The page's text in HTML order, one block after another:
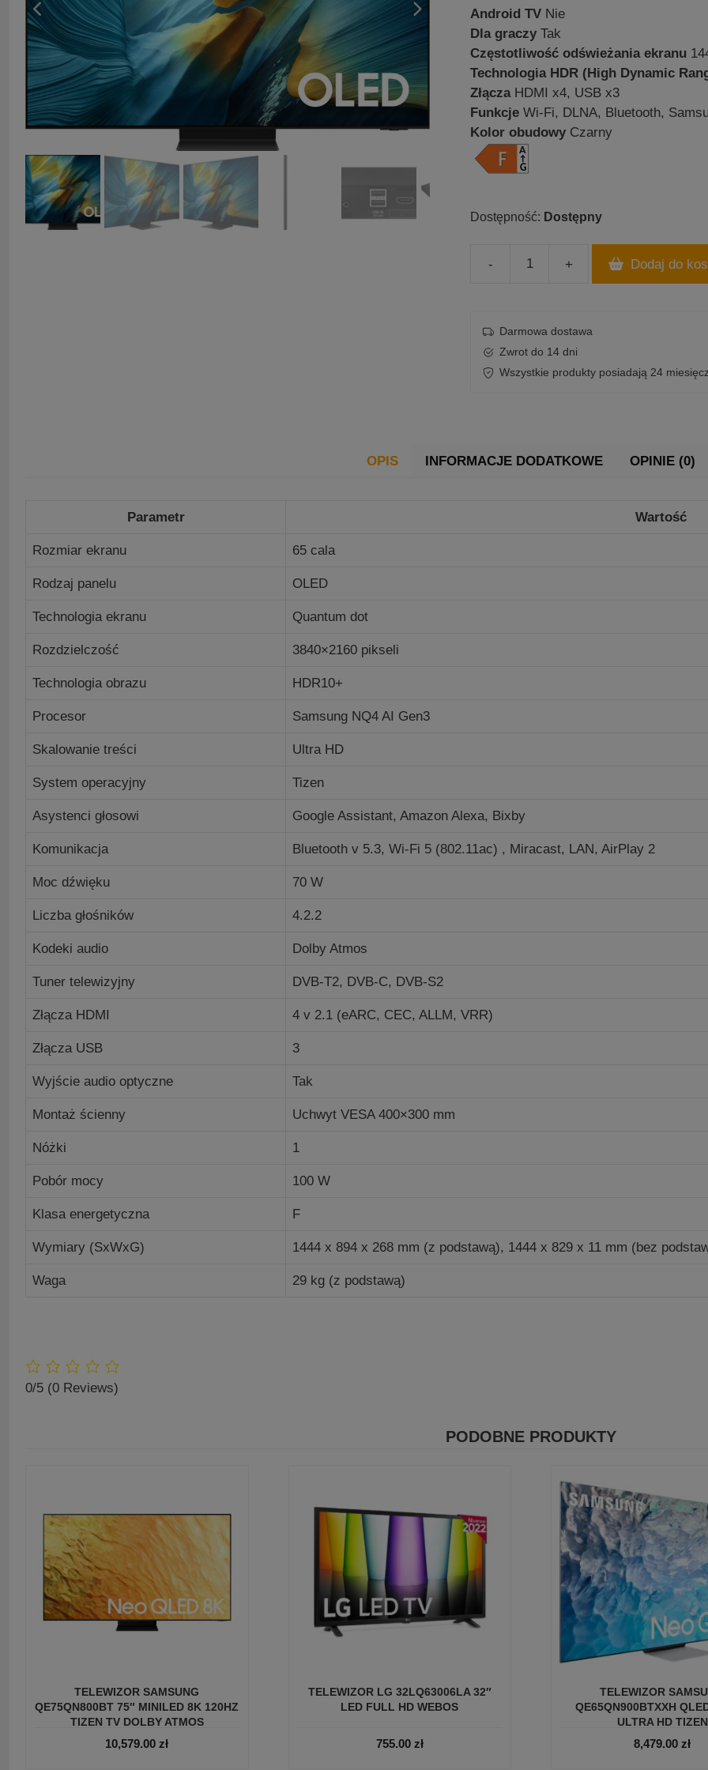
Android TV Nie
Dla graczy Tak
Częstotliwość odświeżania ekranu
Technologia HDR (High Dynamic
ZłączaHDMI x4, USB x3
Funkcje Wi-Fi, DLNA, Bluetooth,
Kolor obudowy Czarny
Dostępny
-
QE65S95FATXXH
65
Cali
Dolby
+ Dodaj do
Darmowa dostawa
Zwrot do 14 dni
Wszystkie produkty posiadają 24
OPIS INFORMACJE DODATKOWE OPINIE (0)
Parametr Wartość
Rozmiar ekranu 65 cala
Rodzaj panelu OLED
Technologia ekranu Quantum dot
Rozdzielczość 3840×2160 pikseli
Technologia obrazu HDR10+
Procesor Samsung NQ4 AI Gen3
Skalowanie treści Ultra HD
System operacyjny Tizen
Asystenci głosowi Google Assistant, Amazon Alexa, Bixby
Komunikacja Bluetooth v 5.3, Wi-Fi 5 (802.11ac) , Miracast, LAN, AirPlay 2
Moc dźwięku 70 W
Liczba głośników 4.2.2
Kodeki audio Dolby Atmos
Tuner telewizyjny DVB-T2, DVB-C, DVB-S2
Złącza HDMI 4 v 2.1 (eARC, CEC, ALLM, VRR)
Złącza USB 3
Wyjście audio optyczne Tak
Montaż ścienny Uchwyt VESA 400×300 mm
Nóżki 1
Pobór mocy 100 W
Klasa energetyczna F
Wymiary (SxWxG) 1444 x 894 x 268 mm (z podstawą), 1444 x 829 x 11 mm (bez
Waga 29 kg (z podstawą)
0/5 (0 Reviews)
PODOBNE PRODUKTY
TELEWIZOR SAMSUNG
QE75QN800BT 75″ MINILED 8K 120HZ
TIZEN TV DOLBY ATMOS
10,579.00zł
TELEWIZOR LG 32LQ63006LA 32″
LED FULL HD WEBOS
755.00 zł
TELEWIZOR
QE65QN900BTXXH
ULTRA HD TIZEN
8,479.00zł